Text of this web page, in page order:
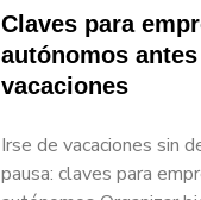
Claves para
autónomos
vacaciones
Irse de vacaciones sin
pausa: claves para